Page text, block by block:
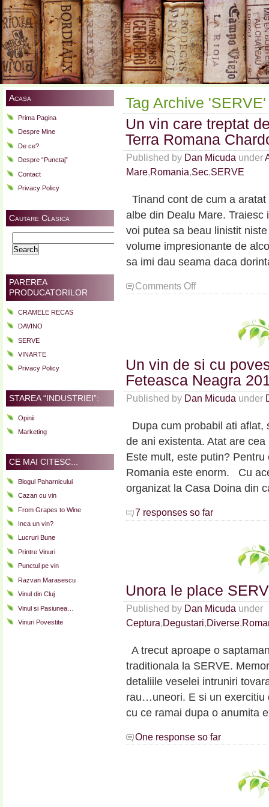
Acasa
Prima Pagina
Despre Mine
De ce?
Despre “Punctaj”
Contact
Privacy Policy
Cautare Clasica
for:
PAREREA
PRODUCATORILOR
CRAMELE RECAS
DAVINO
SERVE
VINARTE
Privacy Policy
STAREA “INDUSTRIEI”:
Opinii
Marketing
CE MAI CITESC...
Blogul Paharnicului
Cazan cu vin
From Grapes to Wine
Inca un vin?
Lucruri Bune
Printre Vinuri
Punctul pe vin
Razvan Marasescu
Vinul din Cluj
Vinul si Pasiunea…
Vinuri Povestite
Tag Archive 'SERVE'
Un vin care treptat
Terra Romana
Published by Dan Micuda under
Mare,Romania,Sec,SERVE
Tinand cont de cum a
albe din Dealu Mare.
voi putea sa beau linistit
volume impresionante de
sa imi dau seama daca
Comments Offon
Un
clasic:
SERVE
Terra
Romana
2014
Un vin de si cu
Feteasca Neagra
Published by Dan Micuda under
Dupa cum probabil ati aflat,
de ani existenta. Atat are
Este mult, este putin?
Romania este enorm. Cu
organizat la Casa Doina din
7 responses so far
Unora le place
Published by Dan Micuda under
Ceptura,Degustari,Diverse,
A trecut aproape o
traditionala la SERVE.
detaliile veselei intruniri
rau…uneori. E si un exercitiu
cu ce ramai dupa o anumita
One response so far